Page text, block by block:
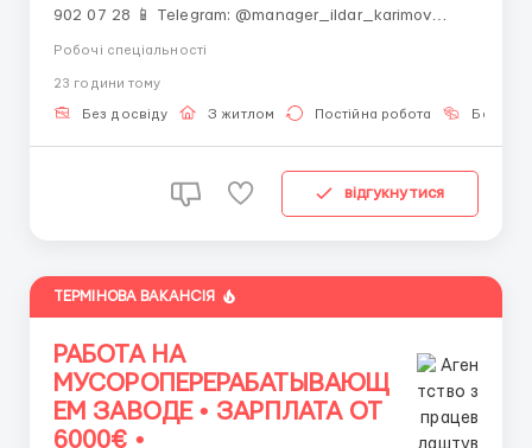
902 07 28 📱 Telegram: @manager_ildar_karimov
Премиум-условия • 💰 Высокие зарплаты 🏔
Швейцария &mdash...
Робочі спеціальності
23 години тому
Без досвіду З житлом Постійна робота Без
відгукнутися
ТЕРМІНОВА ВАКАНСІЯ
РАБОТА НА
МУСОРОПЕРЕРАБАТЫВАЮЩ
ЕМ ЗАВОДЕ • ЗАРПЛАТА ОТ
6000€ •